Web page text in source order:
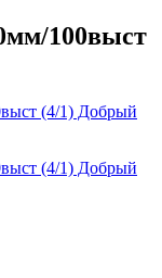
100выст